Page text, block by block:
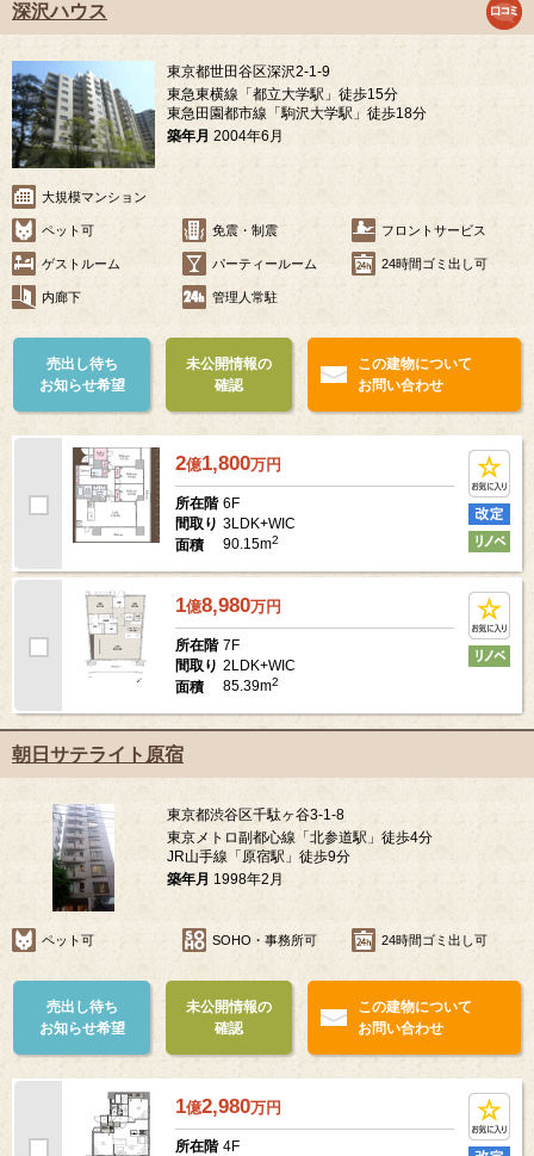
深沢ハウス
東京都世田谷区深沢2-1-9
東急東横線「都立大学駅」徒歩15分
東急田園都市線「駒沢大学駅」徒歩18分
築年月 2004年6月
大規模マンション
ペット可 免震・制震 フロントサービス
ゲストルーム パーティールーム 24時間ゴミ出し可
内廊下 管理人常駐
売出し待ち
お知らせ希望
未公開情報の
確認
この建物について
お問い合わせ
2億1,800万円
所在階 6F
間取り 3LDK+WIC
面積
90.15m2
1億8,980万円
所在階 7F
間取り 2LDK+WIC
面積
85.39m2
朝日サテライト原宿
東京都渋谷区千駄ヶ谷3-1-8
東京メトロ副都心線「北参道駅」徒歩4分
JR山手線「原宿駅」徒歩9分
築年月 1998年2月
ペット可 SOHO・事務所可 24時間ゴミ出し可
売出し待ち
お知らせ希望
未公開情報の
確認
この建物について
お問い合わせ
1億2,980万円
所在階 4F